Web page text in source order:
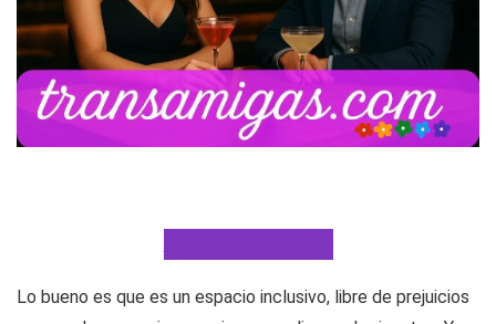
Lo bueno es que es un espacio inclusivo, libre de prejuicios